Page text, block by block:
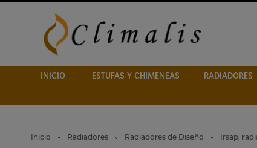
INICIO ESTUFAS Y CHIMENEAS RADIADORES
Inicio Radiadores Radiadores de Diseño Irsap,